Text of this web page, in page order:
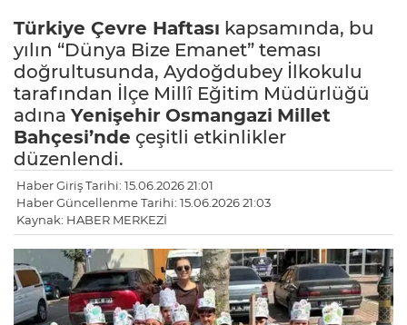
Türkiye Çevre Haftası kapsamında, bu
yılın “Dünya Bize Emanet” teması
doğrultusunda, Aydoğdubey İlkokulu
tarafından İlçe Millî Eğitim Müdürlüğü
adına Yenişehir Osmangazi Millet
Bahçesi’nde çeşitli etkinlikler
düzenlendi.
Haber Giriş Tarihi: 15.06.2026 21:01
Haber Güncellenme Tarihi: 15.06.2026 21:03
Kaynak: HABER MERKEZİ